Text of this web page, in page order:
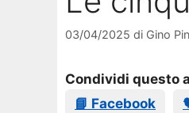
03/04/2025 di Gino
Condividi questo
📘 Facebook